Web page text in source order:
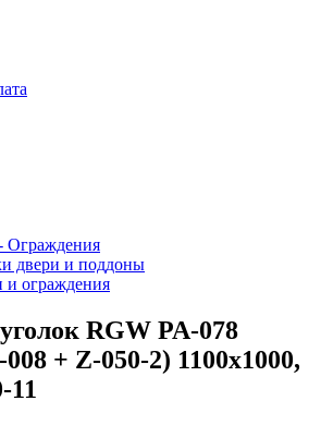
двери и поддоны
ограждения
RGW PA-078
+ Z-050-2) 1100x1000,
11